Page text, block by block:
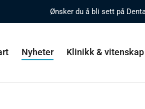
Ønsker du å bli sett på
Nyheter Klinikk & vitenskap